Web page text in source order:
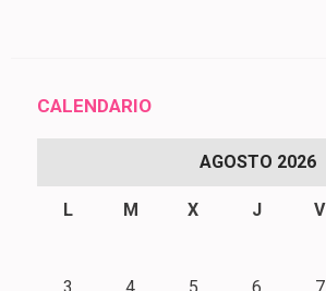
CALENDARIO
AGOSTO 2026
L M X J V